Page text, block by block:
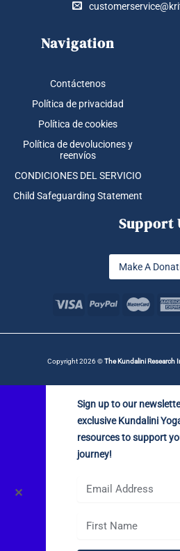
Navigation
Contáctenos
Política de privacidad
Política de cookies
Política de devoluciones y
reenvíos
CONDICIONES DEL SERVICIO
Child Safeguarding Statement
Support
Make A
Copyright 2026 ©The Kundalini Research
✕
Sign up to our
exclusive Kundalini
resources to support
journey!